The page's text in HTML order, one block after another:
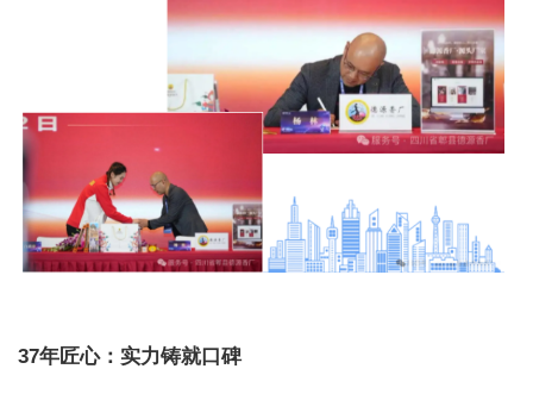
37年匠心：实力铸就口碑